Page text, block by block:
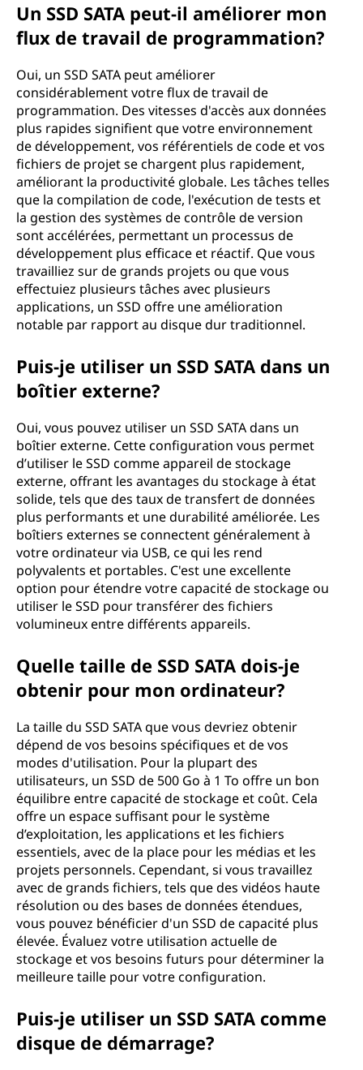
Un SSD SATA peut-il améliorer mon
flux de travail de programmation?
Oui, un SSD SATA peut améliorer
considérablement votre flux de travail de
programmation. Des vitesses d'accès aux données
plus rapides signifient que votre environnement
de développement, vos référentiels de code et vos
fichiers de projet se chargent plus rapidement,
améliorant la productivité globale. Les tâches telles
que la compilation de code, l'exécution de tests et
la gestion des systèmes de contrôle de version
sont accélérées, permettant un processus de
développement plus efficace et réactif. Que vous
travailliez sur de grands projets ou que vous
effectuiez plusieurs tâches avec plusieurs
applications, un SSD offre une amélioration
notable par rapport au disque dur traditionnel.
Puis-je utiliser un SSD SATA dans un
boîtier externe?
Oui, vous pouvez utiliser un SSD SATA dans un
boîtier externe. Cette configuration vous permet
d’utiliser le SSD comme appareil de stockage
externe, offrant les avantages du stockage à état
solide, tels que des taux de transfert de données
plus performants et une durabilité améliorée. Les
boîtiers externes se connectent généralement à
votre ordinateur via USB, ce qui les rend
polyvalents et portables. C'est une excellente
option pour étendre votre capacité de stockage ou
utiliser le SSD pour transférer des fichiers
volumineux entre différents appareils.
Quelle taille de SSD SATA dois-je
obtenir pour mon ordinateur?
La taille du SSD SATA que vous devriez obtenir
dépend de vos besoins spécifiques et de vos
modes d'utilisation. Pour la plupart des
utilisateurs, un SSD de 500 Go à 1 To offre un bon
équilibre entre capacité de stockage et coût. Cela
offre un espace suffisant pour le système
d’exploitation, les applications et les fichiers
essentiels, avec de la place pour les médias et les
projets personnels. Cependant, si vous travaillez
avec de grands fichiers, tels que des vidéos haute
résolution ou des bases de données étendues,
vous pouvez bénéficier d'un SSD de capacité plus
élevée. Évaluez votre utilisation actuelle de
stockage et vos besoins futurs pour déterminer la
meilleure taille pour votre configuration.
Puis-je utiliser un SSD SATA comme
disque de démarrage?